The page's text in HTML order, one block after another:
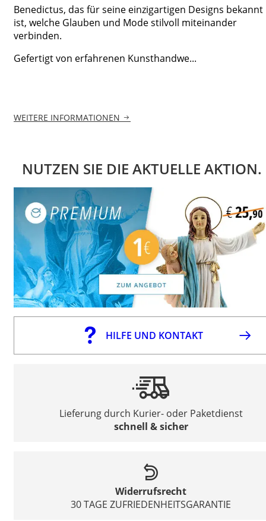
Benedictus, das für seine einzigartigen Designs bekannt
ist, welche Glauben und Mode stilvoll miteinander
verbinden.
Gefertigt von erfahrenen Kunsthandwe...
WEITERE INFORMATIONEN
NUTZEN SIE DIE AKTUELLE AKTION.
HILFE UND KONTAKT
Lieferung durch Kurier- oder Paketdienst
schnell & sicher
Widerrufsrecht
30 TAGE ZUFRIEDENHEITSGARANTIE